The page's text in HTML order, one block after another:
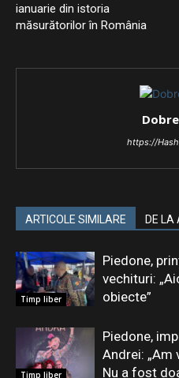
ianuarie din istoria
măsurătorilor în România
https://
ARTICOLE SIMILARE DE LA
Timp liber
Piedone,
vechituri:
obiecte”
Timp liber
Piedone,
Andrei: „Am
Nu a fost